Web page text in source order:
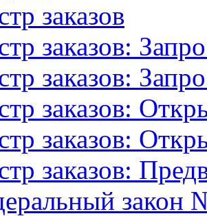
заказов
заказов:
заказов:
заказов:
заказов:
заказов:
закон